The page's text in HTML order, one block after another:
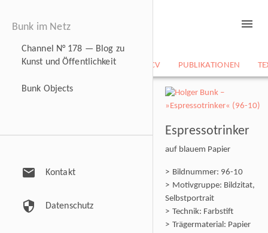
NEWS BILDARCHIV CV PUBLIKATIONEN
menu
Bunk im Netz
Channel N° 178 — Blog zu
Kunst und Öffentlichkeit
Bunk Objects
mail Kontakt
security Datenschutz
Espressotrinker
auf blauem Papier
Bildnummer: 96-10
Motivgruppe: Bildzitat,
Selbstportrait
Technik: Farbstift
Trägermaterial: Papier